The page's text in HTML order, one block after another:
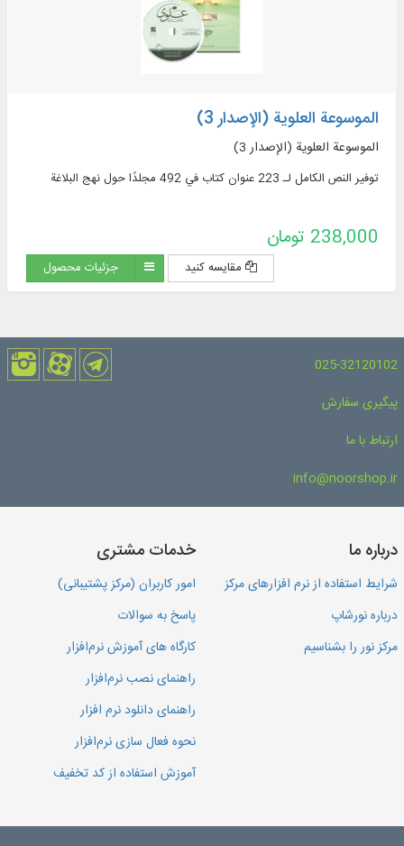
الموسوعة العلوية (الإصدار 3)
الموسوعة العلوية (الإصدار 3)
توفير النص الكامل لـ 223 عنوان كتاب في 492 مجلدًا حول نهج البلاغة
238,000 تومان
مقایسه کنید جزئیات محصول
025-32120102
پیگیری سفارش
ارتباط با ما
info@noorshop.ir
درباره ما
شرایط استفاده از نرم افزارهای مرکز
درباره نورشاپ
مرکز نور را بشناسیم
خدمات مشتری
امور کاربران (مرکز پشتیبانی)
پاسخ به سوالات
کارگاه های آموزش نرم‌افزار
راهنمای نصب نرم‌افزار
راهنمای دانلود نرم افزار
نحوه فعال سازی نرم‌افزار
آموزش استفاده از کد تخفیف